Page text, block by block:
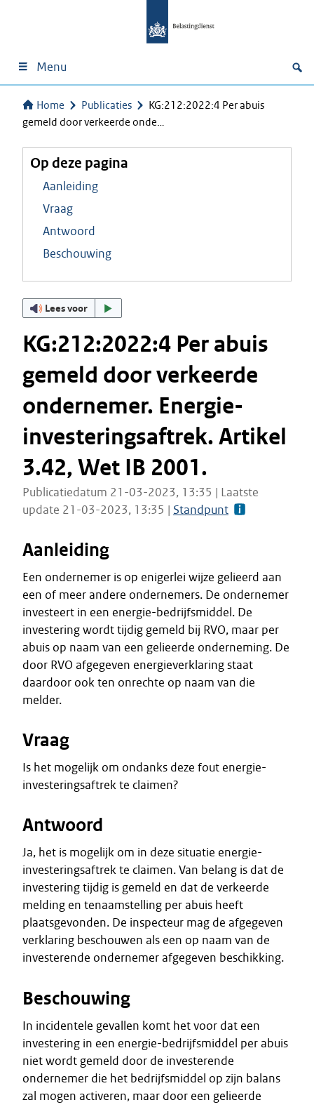
Menu
Home Publicaties
KG:212:2022:4 Per abuis
gemeld door verkeerde onde…
Op deze pagina
Aanleiding
Vraag
Antwoord
Beschouwing
Lees voor
KG:212:2022:4 Per abuis
gemeld door verkeerde
ondernemer. Energie-
investeringsaftrek. Artikel
3.42, Wet IB 2001.
Publicatiedatum 21-03-2023, 13:35 | Laatste
update 21-03-2023, 13:35 | Standpunt
Aanleiding
Een ondernemer is op enigerlei wijze gelieerd aan
een of meer andere ondernemers. De ondernemer
investeert in een energie-bedrijfsmiddel. De
investering wordt tijdig gemeld bij RVO, maar per
abuis op naam van een gelieerde onderneming. De
door RVO afgegeven energieverklaring staat
daardoor ook ten onrechte op naam van die
melder.
Vraag
Is het mogelijk om ondanks deze fout energie-
investeringsaftrek te claimen?
Antwoord
Ja, het is mogelijk om in deze situatie energie-
investeringsaftrek te claimen. Van belang is dat de
investering tijdig is gemeld en dat de verkeerde
melding en tenaamstelling per abuis heeft
plaatsgevonden. De inspecteur mag de afgegeven
verklaring beschouwen als een op naam van de
investerende ondernemer afgegeven beschikking.
Beschouwing
In incidentele gevallen komt het voor dat een
investering in een energie-bedrijfsmiddel per abuis
niet wordt gemeld door de investerende
ondernemer die het bedrijfsmiddel op zijn balans
zal mogen activeren, maar door een gelieerde